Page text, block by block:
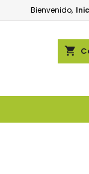
Bienvenido,
shopping_cart